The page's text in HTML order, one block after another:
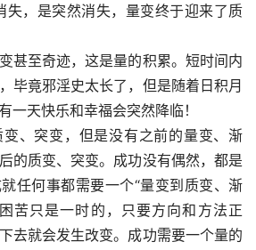
失，是突然消失，量变终于迎来了质
甚至奇迹，这是量的积累。短时间内
毕竟邪淫史太长了，但是随着日积月
一天快乐和幸福会突然降临！
、突变，但是没有之前的量变、渐
的质变、突变。成功没有偶然，都是
任何事都需要一个“量变到质变、渐
苦只是一时的，只要方向和方法正
去就会发生改变。成功需要一个量的